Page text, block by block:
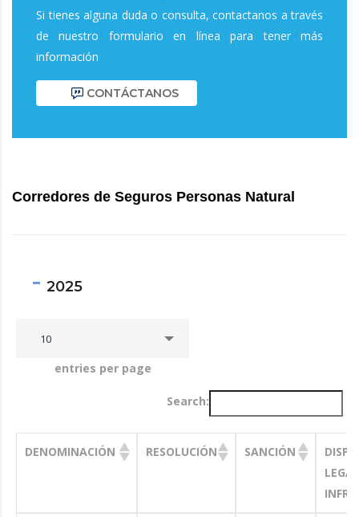
Si tienes alguna duda o consulta, contactanos a través
de nuestro formulario en línea para tener más
información
CONTÁCTANOS
Corredores de Seguros Personas Natural
2025
10
entries per page
Search:
DENOMINACIÓN RESOLUCIÓN SANCIÓN
LEGAL